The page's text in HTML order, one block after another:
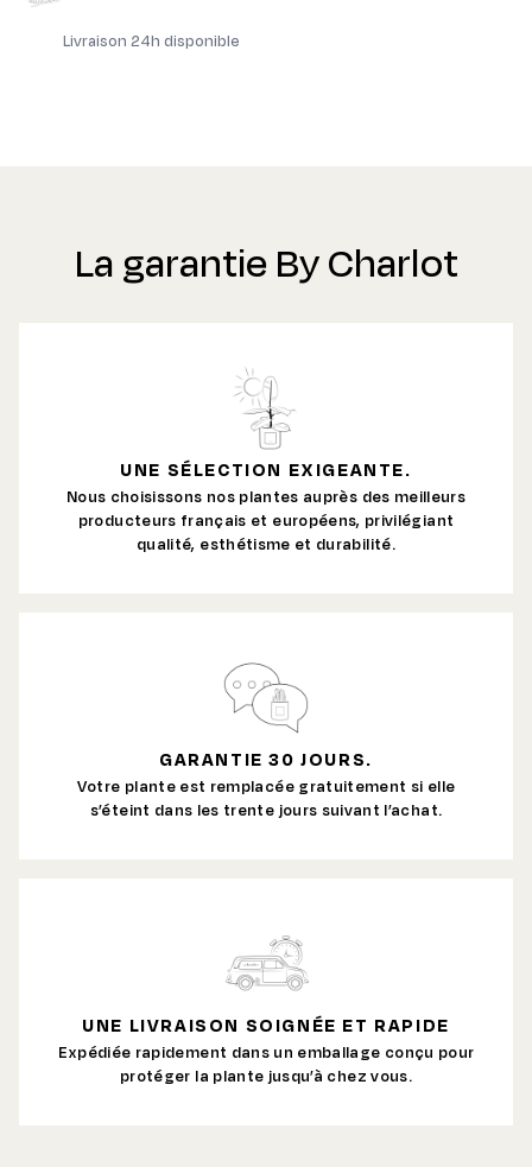
Livraison 24h disponible
La garantie By Charlot
UNE SÉLECTION EXIGEANTE.
Nous choisissons nos plantes auprès des meilleurs
producteurs français et européens, privilégiant
qualité, esthétisme et durabilité.
GARANTIE 30 JOURS.
Votre plante est remplacée gratuitement si elle
s’éteint dans les trente jours suivant l’achat.
UNE LIVRAISON SOIGNÉE ET RAPIDE
Expédiée rapidement dans un emballage conçu pour
protéger la plante jusqu’à chez vous.